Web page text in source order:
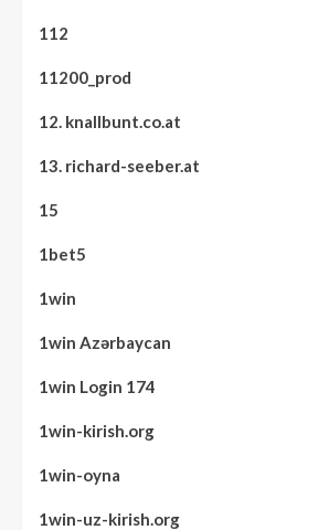
112
11200_prod
12. knallbunt.co.at
13. richard-seeber.at
15
1bet5
1win
1win Azərbaycan
1win Login 174
1win-kirish.org
1win-oyna
1win-uz-kirish.org